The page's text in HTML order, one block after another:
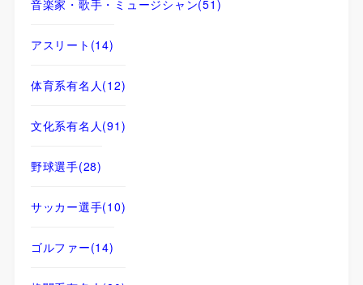
音楽家・歌手・ミュージシャン(51)
アスリート (14)
体育系有名人 (12)
文化系有名人 (91)
野球選手(28)
サッカー選手(10)
ゴルファー(14)